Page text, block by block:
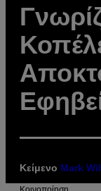
Κείμενο Mark